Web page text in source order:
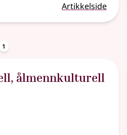
Artikkelside
1
, ålmennkulturell